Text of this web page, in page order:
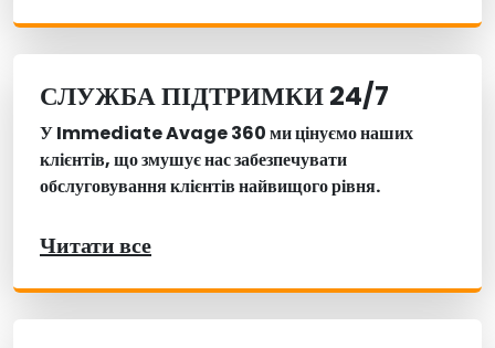
СЛУЖБА ПІДТРИМКИ 24/7
У Immediate Avage 360 ми цінуємо наших
клієнтів, що змушує нас забезпечувати
обслуговування клієнтів найвищого рівня.
Читати все